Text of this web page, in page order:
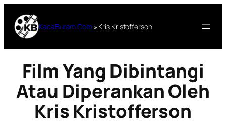
konten
KacaBuram.Com » Kris Kristofferson
Film Yang Dibintangi
Atau Diperankan Oleh
Kris Kristofferson